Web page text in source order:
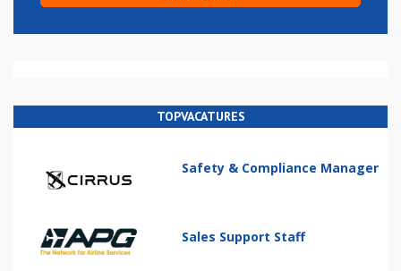
TOPVACATURES
Safety & Compliance Manager
Sales Support Staff